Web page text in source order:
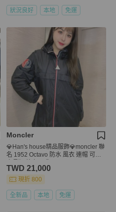
狀況良好 本地 免運
Moncler
💎Han's house精品服飾💎moncler 聯
名 1952 Octavo 防水 風衣 連帽 可藏
TWD 21,000
現折 800
全新品 本地 免運